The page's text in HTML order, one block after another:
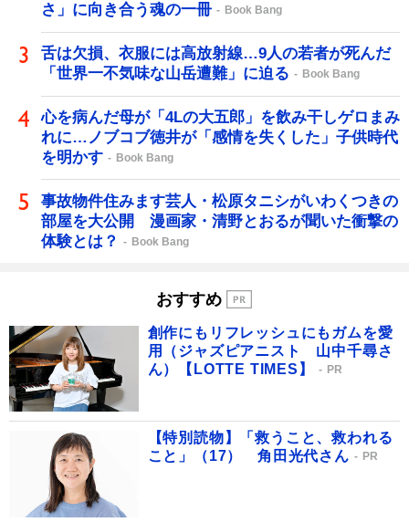
さ」に向き合う魂の一冊
Book Bang
舌は欠損、衣服には高放射線…9人の若者が死んだ
「世界一不気味な山岳遭難」に迫る
Book Bang
心を病んだ母が「4Lの大五郎」を飲み干しゲロまみ
れに…ノブコブ徳井が「感情を失くした」子供時代
を明かす
Book Bang
事故物件住みます芸人・松原タニシがいわくつきの
部屋を大公開 漫画家・清野とおるが聞いた衝撃の
体験とは？
Book Bang
おすすめ
創作にもリフレッシュにもガムを愛
用（ジャズピアニスト 山中千尋さ
ん）【LOTTE TIMES】
PR
【特別読物】「救うこと、救われる
こと」（17） 角田光代さん
PR